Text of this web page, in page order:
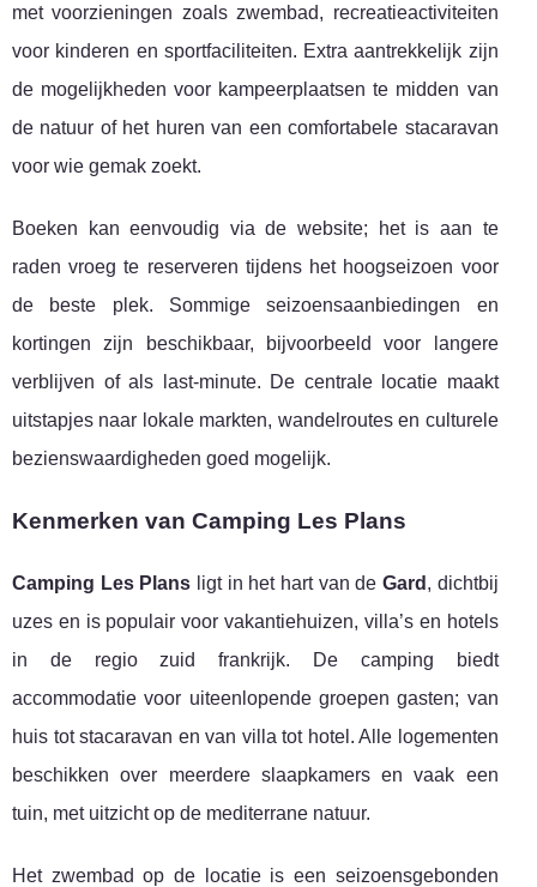
met voorzieningen zoals zwembad, recreatieactiviteiten
voor kinderen en sportfaciliteiten. Extra aantrekkelijk zijn
de mogelijkheden voor kampeerplaatsen te midden van
de natuur of het huren van een comfortabele stacaravan
voor wie gemak zoekt.
Boeken kan eenvoudig via de website; het is aan te
raden vroeg te reserveren tijdens het hoogseizoen voor
de beste plek. Sommige seizoensaanbiedingen en
kortingen zijn beschikbaar, bijvoorbeeld voor langere
verblijven of als last-minute. De centrale locatie maakt
uitstapjes naar lokale markten, wandelroutes en culturele
bezienswaardigheden goed mogelijk.
Kenmerken van Camping Les Plans
Camping Les Plans ligt in het hart van de Gard , dichtbij
uzes en is populair voor vakantiehuizen, villa’s en hotels
in de regio zuid frankrijk. De camping biedt
accommodatie voor uiteenlopende groepen gasten; van
huis tot stacaravan en van villa tot hotel. Alle logementen
beschikken over meerdere slaapkamers en vaak een
tuin, met uitzicht op de mediterrane natuur.
Het zwembad op de locatie is een seizoensgebonden